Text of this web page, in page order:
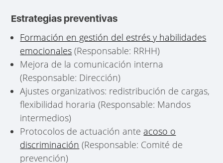
Estrategias preventivas
Formación en gestión del estrés y habilidades
emocionales (Responsable: RRHH)
Mejora de la comunicación interna
(Responsable: Dirección)
Ajustes organizativos: redistribución de cargas,
flexibilidad horaria (Responsable: Mandos
intermedios)
Protocolos de actuación ante acoso o
discriminación (Responsable: Comité de
prevención)